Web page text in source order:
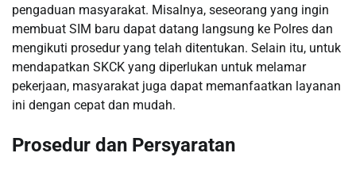
pengaduan masyarakat. Misalnya, seseorang yang ingin
membuat SIM baru dapat datang langsung ke Polres dan
mengikuti prosedur yang telah ditentukan. Selain itu, untuk
mendapatkan SKCK yang diperlukan untuk melamar
pekerjaan, masyarakat juga dapat memanfaatkan layanan
ini dengan cepat dan mudah.
Prosedur dan Persyaratan